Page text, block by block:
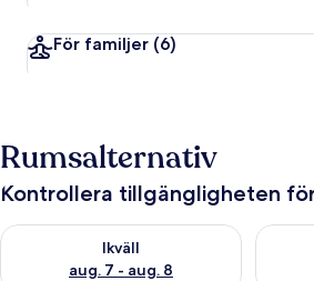
För familjer (6)
Rumsalternativ
Kontrollera tillgängligheten
Ikväll
aug. 7 - aug. 8
Kontrollera tillgängligheten för ikväll